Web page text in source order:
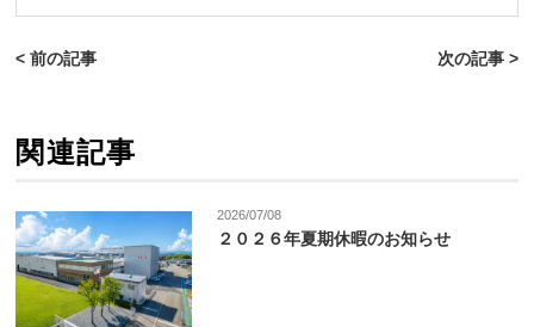
< 前の記事 次の記事 >
関連記事
2026/07/08
２０２６年夏期休暇のお知らせ